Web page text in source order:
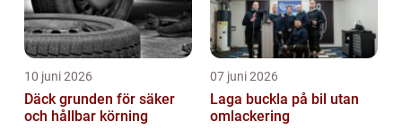
10 juni 2026
Däck grunden för säker
och hållbar körning
07 juni 2026
Laga buckla på bil utan
omlackering